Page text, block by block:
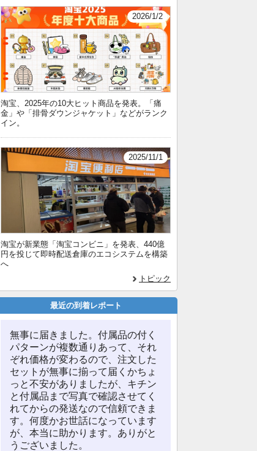
2026/1/2
淘宝、2025年の10大ヒット商品を発表。「痛
金」や「排骨ダウンジャケット」などがランク
イン。
2025/11/1
淘宝が新業態「淘宝コンビニ」を発表、440億
円を投じて即時配送倉庫のエコシステムを構築
へ
トピック
最近の到着レポート
無事に届きました。付属品の付く
パターンが複数通りあって、それ
ぞれ価格が変わるので、注文した
セットが無事に揃って届くかちょ
っと不安がありましたが、キチン
と付属品まで写真で確認させてく
れてからの発送なので信頼できま
す。何度かお世話になっています
が、本当に助かります。ありがと
うございました。